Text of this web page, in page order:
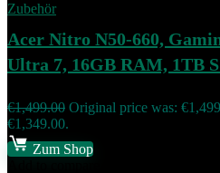
Zubehör
Acer Nitro N50-660,
Ultra 7, 16GB RAM, 1TB
€1,499.00 Original price was:
€1,349.00.
Zum Shop